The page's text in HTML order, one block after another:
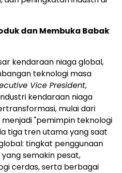
dan Membuka Babak
kendaraan niaga global,
teknologi masa
Vice President,
kendaraan niaga
mulai dari
"pemimpin teknologi
tiga tren utama yang saat
tingkat penggunaan
semakin pesat,
cerdas, serta berbagai